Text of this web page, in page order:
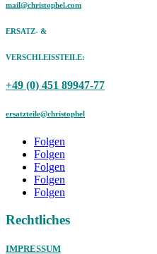
mail@christophel.com
ERSATZ- &
VERSCHLEISSTEILE:
+49 (0) 451 89947-77
ersatzteile@christophel
Folgen
Folgen
Folgen
Folgen
Folgen
Rechtliches
IMPRESSUM